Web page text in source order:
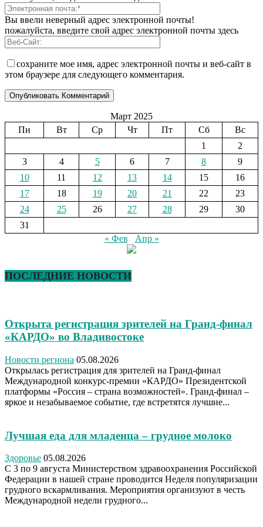
Вы ввели неверный адрес электронной почты!
пожалуйста, введите свой адрес электронной почты здесь
сохраните мое имя, адрес электронной почты и веб-сайт в
этом браузере для следующего комментария.
Март 2025
Пн
Вт Ср Чт Пт Сб
Вс
1
2
3
4 5 6 7 8
9
10
11 12 13 14 15
16
17
18 19 20 21 22
23
24
25 26 27 28 29
30
31
« Фев
Апр »
ПОСЛЕДНИЕ НОВОСТИ
Открыта регистрация зрителей на Гранд-финал
«КАРДО» во Владивостоке
Новости региона 05.08.2026
Открылась регистрация для зрителей на Гранд-финал
Международной конкурс-премии «КАРДО» Президентской
платформы «Россия – страна возможностей». Гранд-финал –
яркое и незабываемое событие, где встретятся лучшие...
Лучшая еда для младенца – грудное молоко
Здоровье 05.08.2026
С 3 по 9 августа Министерством здравоохранения Российской
Федерации в нашей стране проводится Неделя популяризации
грудного вскармливания. Мероприятия организуют в честь
Международной недели грудного...